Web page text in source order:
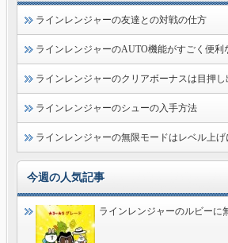
ラインレンジャーの友達との対戦の仕方
ラインレンジャーのAUTO機能がすごく便利
ラインレンジャーのクリアボーナスは目押し
ラインレンジャーのシューの入手方法
ラインレンジャーの無限モードはレベル上げ
今週の人気記事
ラインレンジャーのルビーに